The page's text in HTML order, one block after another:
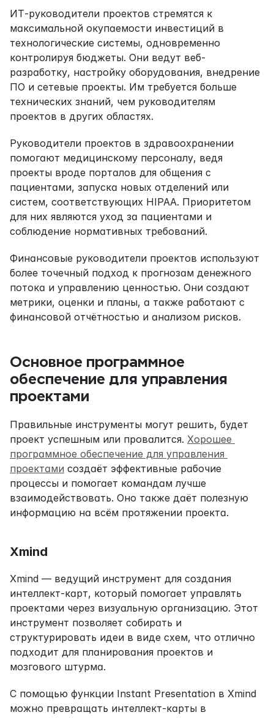
ИТ-руководители проектов стремятся к
максимальной окупаемости инвестиций в
технологические системы, одновременно
контролируя бюджеты. Они ведут веб-
разработку, настройку оборудования, внедрение
ПО и сетевые проекты. Им требуется больше
технических знаний, чем руководителям
проектов в других областях.
Руководители проектов в здравоохранении
помогают медицинскому персоналу, ведя
проекты вроде порталов для общения с
пациентами, запуска новых отделений или
систем, соответствующих HIPAA. Приоритетом
для них являются уход за пациентами и
соблюдение нормативных требований.
Финансовые руководители проектов используют
более точечный подход к прогнозам денежного
потока и управлению ценностью. Они создают
метрики, оценки и планы, а также работают с
финансовой отчётностью и анализом рисков.
Основное программное
обеспечение для управления
проектами
Правильные инструменты могут решить, будет
проект успешным или провалится. Хорошее
программное обеспечение для управления
проектами создаёт эффективные рабочие
процессы и помогает командам лучше
взаимодействовать. Оно также даёт полезную
информацию на всём протяжении проекта.
Xmind
Xmind — ведущий инструмент для создания
интеллект-карт, который помогает управлять
проектами через визуальную организацию. Этот
инструмент позволяет собирать и
структурировать идеи в виде схем, что отлично
подходит для планирования проектов и
мозгового штурма.
С помощью функции Instant Presentation в Xmind
можно превращать интеллект-карты в